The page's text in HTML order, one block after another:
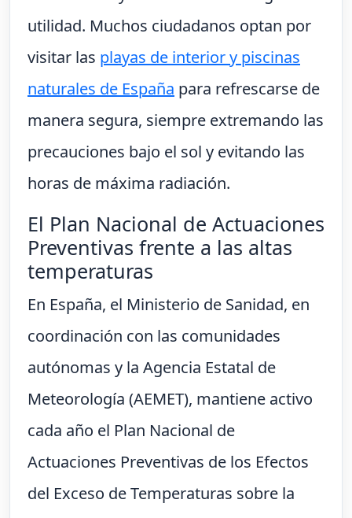
utilidad. Muchos ciudadanos optan por
visitar las playas de interior y piscinas
naturales de España para refrescarse de
manera segura, siempre extremando las
precauciones bajo el sol y evitando las
horas de máxima radiación.
El Plan Nacional de Actuaciones
Preventivas frente a las altas
temperaturas
En España, el Ministerio de Sanidad, en
coordinación con las comunidades
autónomas y la Agencia Estatal de
Meteorología (AEMET), mantiene activo
cada año el Plan Nacional de
Actuaciones Preventivas de los Efectos
del Exceso de Temperaturas sobre la